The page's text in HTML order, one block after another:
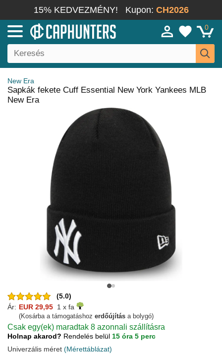
15% KEDVEZMÉNY! Kupon: CH2026
0
New Era
Sapkák fekete Cuff Essential New York Yankees MLB
New Era
(5.0)
Ár: EUR 29,95 1 x fa
(Kosárba a támogatáshoz erdőújítás a bolygó)
Csak egy(ek) maradtak 8 azonnali szállításra
Holnap akarod? Rendelés belül 15 óra 5 perc
Univerzális méret (Mérettáblázat)